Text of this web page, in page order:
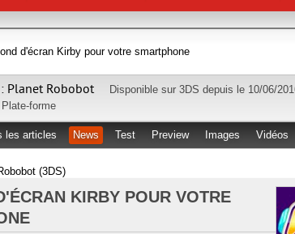
d'écran Kirby pour votre smartphone
Planet Robobot Disponible sur 3DS depuis le 10/06/
Plate-forme
les articles News Test Preview Images Vidéos
(3DS)
KIRBY POUR VOTRE